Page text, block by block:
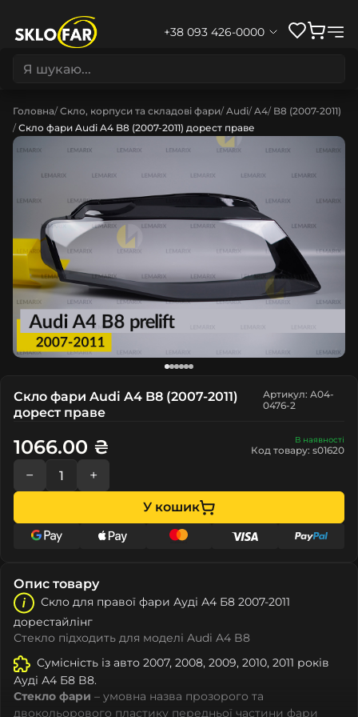
+38 093 426-0000
Головна Скло, корпуси та складові фари Audi A4 B8 (2007-2011)
Скло фари Audi A4 B8 (2007-2011) дорест праве
Скло фари Audi A4 B8 (2007-2011)
дорест праве
Артикул: A04-
0476-2
В наявності
Код товару: s01620
1066.00 ₴
− +
У кошик
Опис товару
Скло для правої фари Ауді А4 Б8 2007-2011
дорестайлінг
Стекло підходить для моделі Audi A4 B8
Сумісність із авто 2007, 2008, 2009, 2010, 2011 років
Ауді А4 Б8 B8.
Стекло фари – умовна назва прозорого та
двокольорового пластику передньої частини фари